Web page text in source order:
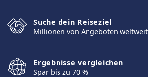
Suche dein Reiseziel
Millionen von Angeboten weltweit
Ergebnisse vergleichen
Spar bis zu 70 %